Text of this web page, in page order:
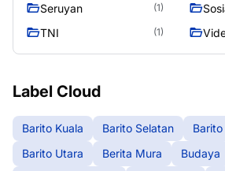
Seruyan (1)
TNI (1)
Label Cloud
Barito Kuala Barito Selatan
Barito Utara
Berita Mura Budaya